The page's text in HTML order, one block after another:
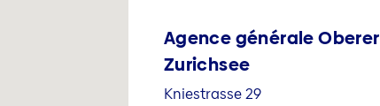
Agence générale Oberer
Zurichsee
Kniestrasse 29